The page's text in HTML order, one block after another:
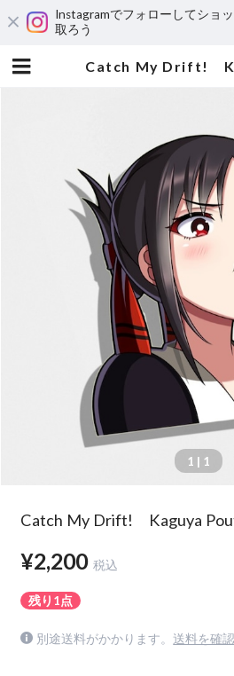
Instagramでフォローしてショ
取ろう
1 | 1
Catch My Drift! Kaguya
¥2,200 税込
残り1点
別途送料がかかります。 送料を確